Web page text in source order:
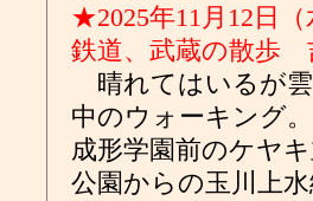
★2025年11月12日
鉄道、武蔵の散歩
晴れてはいるが
中のウォーキング。
成形学園前のケヤ
公園からの玉川上